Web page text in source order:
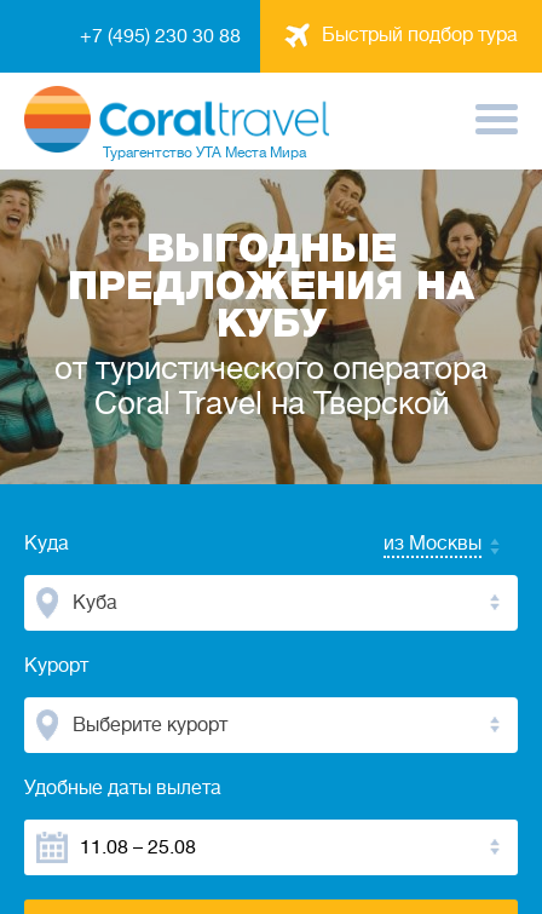
Быстрый подбор тура
+7 (495) 230 30 88
Турагентство УТА Места Мира
ВЫГОДНЫЕ
ПРЕДЛОЖЕНИЯ НА
КУБУ
от туристического оператора
Coral Travel на Тверской
Куда из Москвы
Куба
Курорт
Выберите курорт
Удобные даты вылета